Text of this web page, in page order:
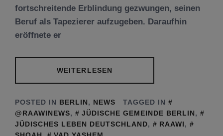
fortschreitende Erblindung gezwungen, seinen
Beruf als Tapezierer aufzugeben. Daraufhin
eröffnete er
WEITERLESEN
POSTED IN BERLIN, NEWS
TAGGED IN
@RAAWINEWS, JÜDISCHE GEMEINDE BERLIN,
JÜDISCHES LEBEN DEUTSCHLAND, RAAWI,